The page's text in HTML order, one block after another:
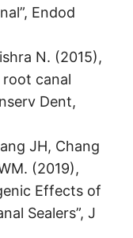
Endod
N. (2015),
canal
Dent,
JH, Chang
(2019),
Effects of
Sealers”, J